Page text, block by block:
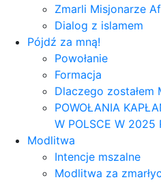
Zmarli Misjonarze
Dialog z islamem
Pójdź za mną!
Powołanie
Formacja
Dlaczego zostałem
POWOŁANIA
W POLSCE W 2025
Modlitwa
Intencje mszalne
Modlitwa za